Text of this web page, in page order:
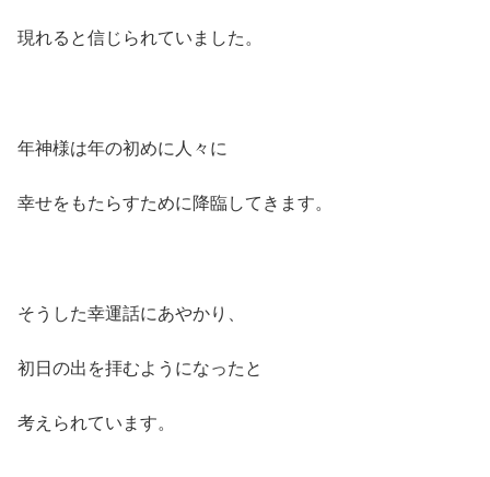
現れると信じられていました。
年神様は年の初めに人々に
幸せをもたらすために降臨してきます。
そうした幸運話にあやかり、
初日の出を拝むようになったと
考えられています。